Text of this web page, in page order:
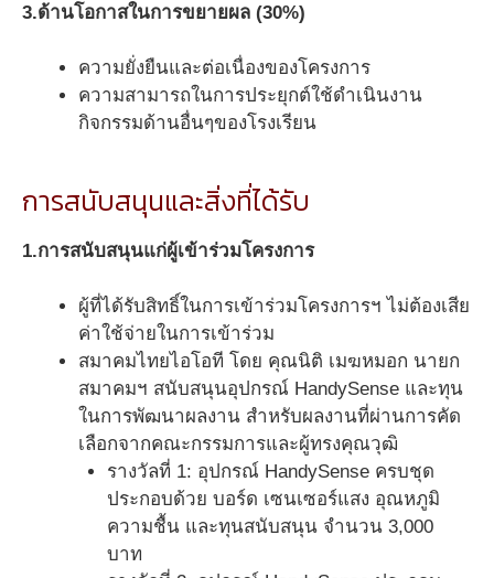
3.ด้านโอกาสในการขยายผล (30%)
ความยั่งยืนและต่อเนื่องของโครงการ
ความสามารถในการประยุกต์ใช้ดำเนินงาน
กิจกรรมด้านอื่นๆของโรงเรียน
การสนับสนุนและสิ่งที่ได้รับ
1.การสนับสนุนแก่ผู้เข้าร่วมโครงการ
ผู้ที่ได้รับสิทธิ์ในการเข้าร่วมโครงการฯ ไม่ต้องเสีย
ค่าใช้จ่ายในการเข้าร่วม
สมาคมไทยไอโอที โดย คุณนิติ เมฆหมอก นายก
สมาคมฯ สนับสนุนอุปกรณ์ HandySense และทุน
ในการพัฒนาผลงาน สำหรับผลงานที่ผ่านการคัด
เลือกจากคณะกรรมการและผู้ทรงคุณวุฒิ
รางวัลที่ 1: อุปกรณ์ HandySense ครบชุด
ประกอบด้วย บอร์ด เซนเซอร์แสง อุณหภูมิ
ความชื้น และทุนสนับสนุน จำนวน 3,000
บาท